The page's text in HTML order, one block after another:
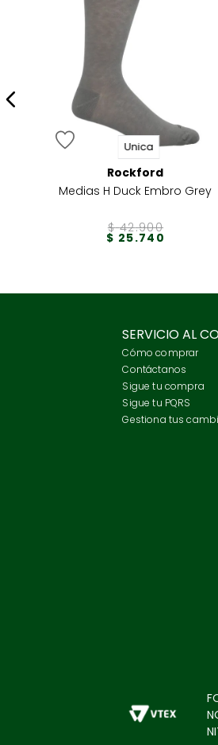
Unica
Rockford
Medias H Duck Embro Grey
$ 42.900
$ 25.740
SERVICIO AL
Cómo comprar
Contáctanos
Sigue tu compra
Sigue tu PQRS
Gestiona tus